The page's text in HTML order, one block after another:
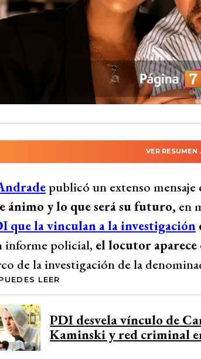
VER RESUMEN
vinculada a la investigación de
publicó un extenso mensaje en sus
destacando que a pesar de los
La finalista de Fiebre de Baile
salud y el apoyo de sus seres
reflexionó sobre los sacrificios
a reflexionar sobre sus propios
Desarrollado por Bío Bío
publicó un extenso mensaje
ánimo y lo que será su futuro, en
que la vinculan a la investigación
informe policial, el locutor
de la investigación de la
LEER
PDI desvela vínculo de
Kaminski y red criminal